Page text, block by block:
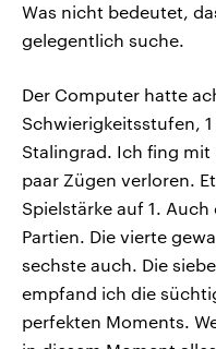
Was nicht bedeutet,
gelegentlich suche.
Der Computer hatte
Schwierigkeitsstufen,
Stalingrad. Ich fing
paar Zügen verloren.
Spielstärke auf 1.
Partien. Die vierte
sechste auch. Die
empfand ich die
perfekten Moments.